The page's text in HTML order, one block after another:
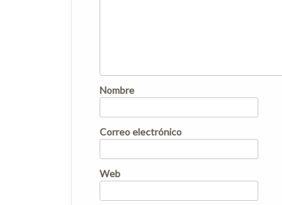
Nombre
Correo electrónico
Web